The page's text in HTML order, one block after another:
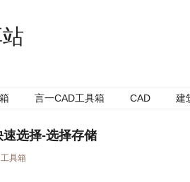
言一CAD工具箱 CAD 建
选择-选择存储
具箱